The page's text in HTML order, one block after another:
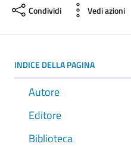
Condividi Vedi azioni
INDICE DELLA PAGINA
Autore
Editore
Biblioteca